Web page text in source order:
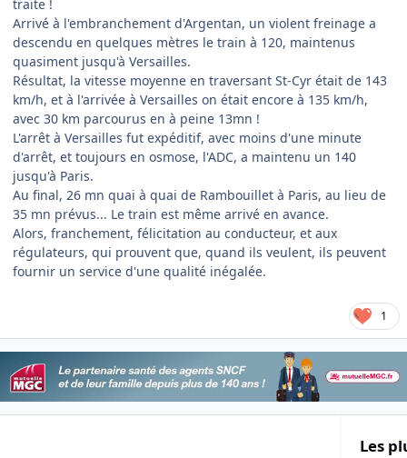
traite !
Arrivé à l'embranchement d'Argentan, un violent freinage a
descendu en quelques mètres le train à 120, maintenus
quasiment jusqu'à Versailles.
Résultat, la vitesse moyenne en traversant St-Cyr était de 143
km/h, et à l'arrivée à Versailles on était encore à 135 km/h,
avec 30 km parcourus en à peine 13mn !
L'arrêt à Versailles fut expéditif, avec moins d'une minute
d'arrêt, et toujours en osmose, l'ADC, a maintenu un 140
jusqu'à Paris.
Au final, 26 mn quai à quai de Rambouillet à Paris, au lieu de
35 mn prévus... Le train est même arrivé en avance.
Alors, franchement, félicitation au conducteur, et aux
régulateurs, qui prouvent que, quand ils veulent, ils peuvent
fournir un service d'une qualité inégalée.
1
Les